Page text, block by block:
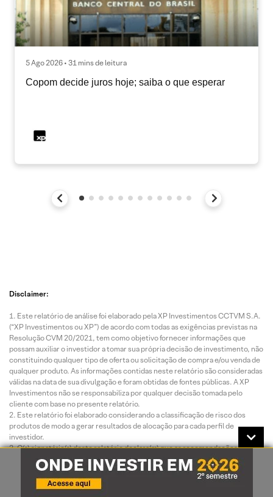
5 Ago 2026 • 31 mins de leitura
Copom decide juros hoje; saiba o que esperar
Disclaimer:
Este relatório de análise foi elaborado pela XP Investimentos CCTVM S.A.
(“XP Investimentos ou XP”) de acordo com todas as exigências previstas na
Resolução CVM 20/2021, tem como objetivo fornecer informações que
possam auxiliar o investidor a tomar sua própria decisão de investimento, não
constituindo qualquer tipo de oferta ou solicitação de compra e/ou venda de
qualquer produto. As informações contidas neste relatório são consideradas
válidas na data de sua divulgação e foram obtidas de fontes públicas. A XP
Investimentos não se responsabiliza por qualquer decisão tomada pelo
cliente com base no presente relatório.
Este relatório foi elaborado considerando a classificação de risco dos
produtos de modo a gerar resultados de alocação para cada perfil de
investidor.
O(s) signatário(s) deste relatório declara(m) que as recomendações
refletem única e exclusivamente suas análises e opiniões pessoais, que
foram produzidas de forma independente, inclusive em relação à XP
Investimentos e que estão sujeitas a modificações sem aviso prévio em
decorrência de alterações nas condições de mercado, e que sua(s)